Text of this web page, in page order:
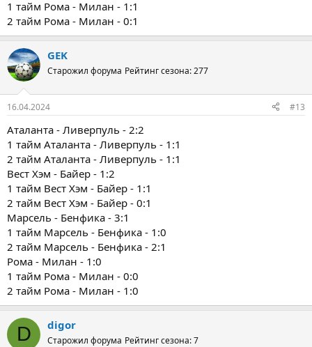
1 тайм Рома - Милан - 1:1
2 тайм Рома - Милан - 0:1
GEK
Старожил форума Рейтинг сезона: 277
16.04.2024 #13
Аталанта - Ливерпуль - 2:2
1 тайм Аталанта - Ливерпуль - 1:1
2 тайм Аталанта - Ливерпуль - 1:1
Вест Хэм - Байер - 1:2
1 тайм Вест Хэм - Байер - 1:1
2 тайм Вест Хэм - Байер - 0:1
Марсель - Бенфика - 3:1
1 тайм Марсель - Бенфика - 1:0
2 тайм Марсель - Бенфика - 2:1
Рома - Милан - 1:0
1 тайм Рома - Милан - 0:0
2 тайм Рома - Милан - 1:0
D digor
Старожил форума Рейтинг сезона: 7